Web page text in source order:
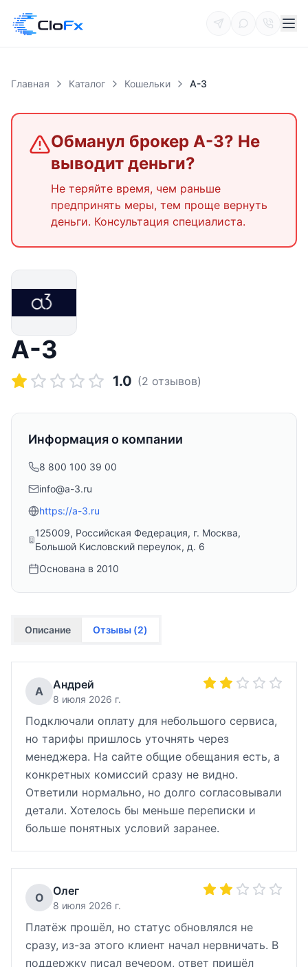
Главная Каталог Кошельки А-3
Обманул брокер А-3? Не
выводит деньги?
Не теряйте время, чем раньше
предпринять меры, тем проще вернуть
деньги. Консультация специалиста.
А-3
1.0 (2 отзывов)
Информация о компании
8 800 100 39 00
info@a-3.ru
https://a-3.ru
125009, Российская Федерация, г. Москва,
Большой Кисловский переулок, д. 6
Основана в 2010
Описание Отзывы (2)
А Андрей
8 июля 2026 г.
Подключали оплату для небольшого сервиса,
но тарифы пришлось уточнять через
менеджера. На сайте общие обещания есть, а
конкретных комиссий сразу не видно.
Ответили нормально, но долго согласовывали
детали. Хотелось бы меньше переписки и
больше понятных условий заранее.
О Олег
8 июля 2026 г.
Платёж прошёл, но статус обновлялся не
сразу, из-за этого клиент начал нервничать. В
поддержку писал вечером, ответ пришёл